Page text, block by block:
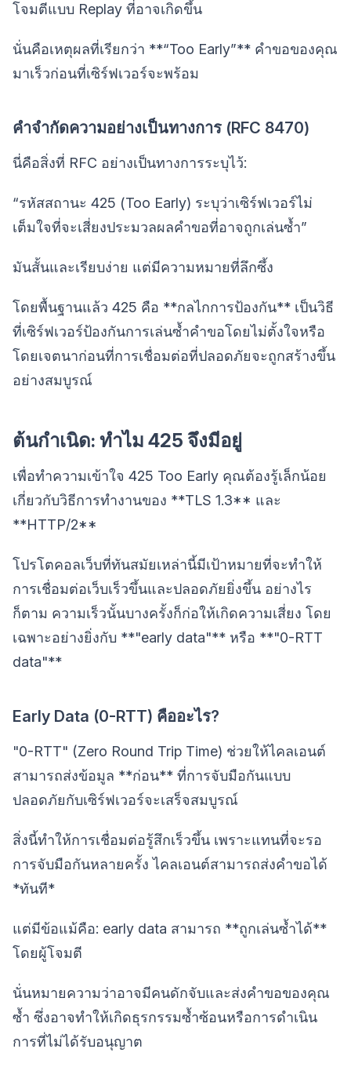
โจมตีแบบ Replay ที่อาจเกิดขึ้น
นั่นคือเหตุผลที่เรียกว่า **“Too Early”** คำขอของคุณ
มาเร็วก่อนที่เซิร์ฟเวอร์จะพร้อม
คำจำกัดความอย่างเป็นทางการ (RFC 8470)
นี่คือสิ่งที่ RFC อย่างเป็นทางการระบุไว้:
“รหัสสถานะ 425 (Too Early) ระบุว่าเซิร์ฟเวอร์ไม่
เต็มใจที่จะเสี่ยงประมวลผลคำขอที่อาจถูกเล่นซ้ำ”
มันสั้นและเรียบง่าย แต่มีความหมายที่ลึกซึ้ง
โดยพื้นฐานแล้ว 425 คือ **กลไกการป้องกัน** เป็นวิธี
ที่เซิร์ฟเวอร์ป้องกันการเล่นซ้ำคำขอโดยไม่ตั้งใจหรือ
โดยเจตนาก่อนที่การเชื่อมต่อที่ปลอดภัยจะถูกสร้างขึ้น
อย่างสมบูรณ์
ต้นกำเนิด: ทำไม 425 จึงมีอยู่
เพื่อทำความเข้าใจ 425 Too Early คุณต้องรู้เล็กน้อย
เกี่ยวกับวิธีการทำงานของ **TLS 1.3** และ
**HTTP/2**
โปรโตคอลเว็บที่ทันสมัยเหล่านี้มีเป้าหมายที่จะทำให้
การเชื่อมต่อเว็บเร็วขึ้นและปลอดภัยยิ่งขึ้น อย่างไร
ก็ตาม ความเร็วนั้นบางครั้งก็ก่อให้เกิดความเสี่ยง โดย
เฉพาะอย่างยิ่งกับ **"early data"** หรือ **"0-RTT
data"**
Early Data (0-RTT) คืออะไร?
"0-RTT" (Zero Round Trip Time) ช่วยให้ไคลเอนต์
สามารถส่งข้อมูล **ก่อน** ที่การจับมือกันแบบ
ปลอดภัยกับเซิร์ฟเวอร์จะเสร็จสมบูรณ์
สิ่งนี้ทำให้การเชื่อมต่อรู้สึกเร็วขึ้น เพราะแทนที่จะรอ
การจับมือกันหลายครั้ง ไคลเอนต์สามารถส่งคำขอได้
*ทันที*
แต่มีข้อแม้คือ: early data สามารถ **ถูกเล่นซ้ำได้**
โดยผู้โจมตี
นั่นหมายความว่าอาจมีคนดักจับและส่งคำขอของคุณ
ซ้ำ ซึ่งอาจทำให้เกิดธุรกรรมซ้ำซ้อนหรือการดำเนิน
การที่ไม่ได้รับอนุญาต